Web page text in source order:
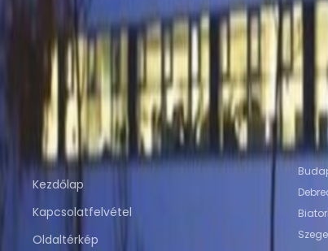
Irodahelyiség BudaörsIrodahelyiség
Pécs Irodahelyiség Szeged Irodahelyiség
Közeli Coworking Space
Közösségi Iroda BudaörsKözösségi Iroda
PécsKözösségi Iroda SzegedKözösségi
Gyorshivatkozások
Kezdőlap
Kapcsolatfelvétel
Oldaltérkép